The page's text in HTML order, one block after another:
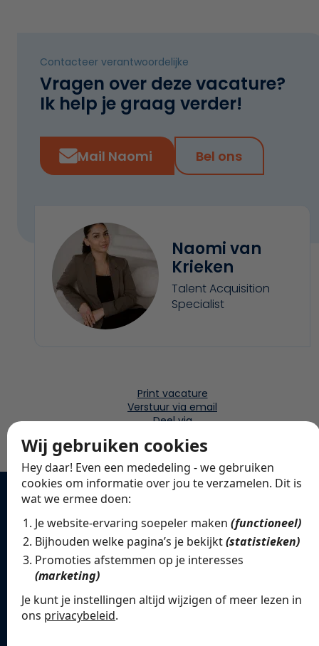
Wij gebruiken cookies
Hey daar! Even een mededeling - we gebruiken
cookies om informatie over jou te verzamelen. Dit is
wat we ermee doen:
Je website-ervaring soepeler maken(functioneel)
Bijhouden welke pagina’s je bekijkt(statistieken)
Promoties afstemmen op je interesses
(marketing)
Je kunt je instellingen altijd wijzigen of meer lezen in
ons privacybeleid.
Contacteer verantwoordelijke
Vragen over deze vacature?
Ik help je graag verder!
Mail Naomi Bel ons
Naomi van
Krieken
Talent Acquisition
Specialist
Print vacature
Verstuur via email
Deel via
Solliciteer direct
Personal Assistant /
Officemanager
Schrijf je in via het sollicitatieformulier voor